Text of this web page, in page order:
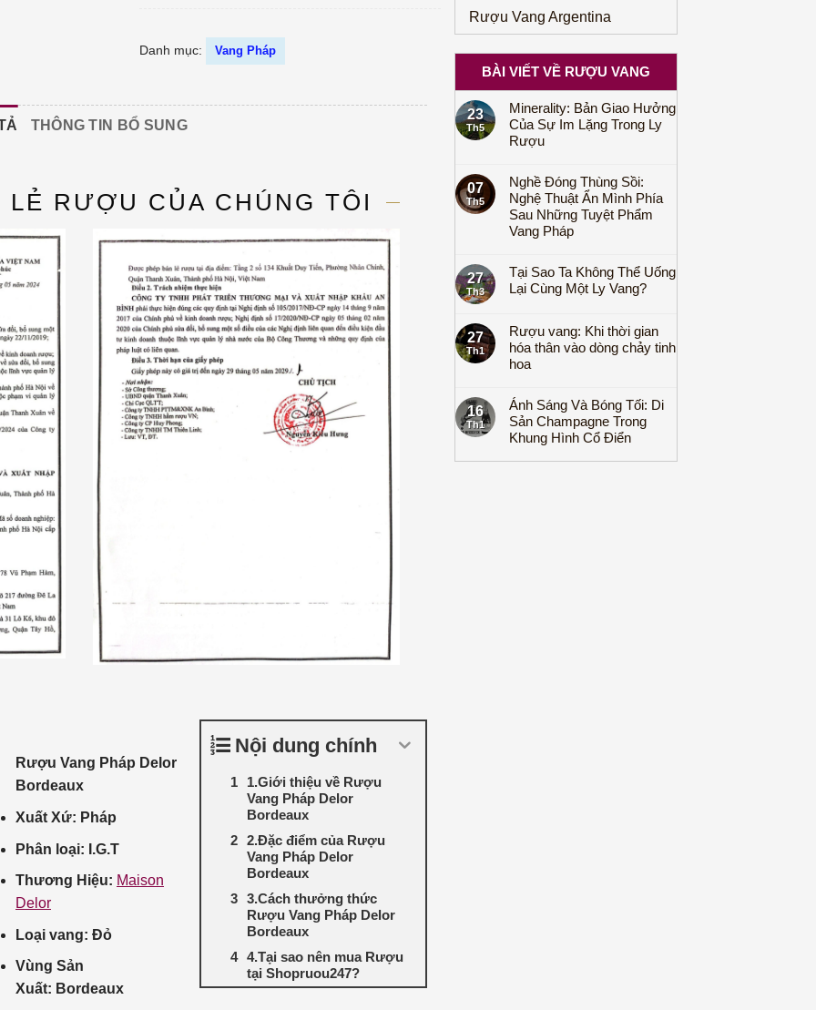
Rượu Vang Argentina
BÀI VIẾT VỀ RƯỢU VANG
23
Th5
Minerality: Bản Giao Hưởng
Của Sự Im Lặng Trong Ly
Rượu
07
Th5
Nghề Đóng Thùng Sồi:
Nghệ Thuật Ẩn Mình Phía
Sau Những Tuyệt Phẩm
Vang Pháp
27
Th3
Tại Sao Ta Không Thể Uống
Lại Cùng Một Ly Vang?
27
Th1
Rượu vang: Khi thời gian
hóa thân vào dòng chảy tinh
hoa
16
Th1
Ánh Sáng Và Bóng Tối: Di
Sản Champagne Trong
Khung Hình Cổ Điển
Danh mục: Vang Pháp
THÔNG TIN BỔ SUNG
LẺ RƯỢU CỦA CHÚNG TÔI
Nội dung chính
1.Giới thiệu về Rượu
Vang Pháp Delor
Bordeaux
2.Đặc điểm của Rượu
Vang Pháp Delor
Bordeaux
3.Cách thưởng thức
Rượu Vang Pháp Delor
Bordeaux
4.Tại sao nên mua Rượu
tại Shopruou247?
Rượu Vang Pháp Delor
Bordeaux
Xuất Xứ: Pháp
Phân loại: I.G.T
Thương Hiệu: Maison
Delor
Loại vang: Đỏ
Vùng Sản
Xuất: Bordeaux